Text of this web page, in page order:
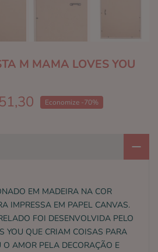
M MAMA LOVES YOU
Economize -70%
EM MADEIRA NA COR
IMPRESSA EM PAPEL CANVAS.
FOI DESENVOLVIDA PELO
YOU QUE CRIAM COISAS PARA
O AMOR PELA DECORAÇÃO E